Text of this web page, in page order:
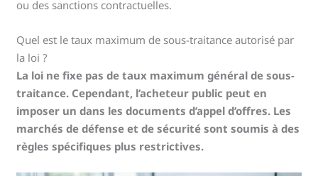
ou des sanctions contractuelles.
Quel est le taux maximum de sous-traitance autorisé par
la loi ?
La loi ne fixe pas de taux maximum général de sous-
traitance. Cependant, l’acheteur public peut en
imposer un dans les documents d’appel d’offres. Les
marchés de défense et de sécurité sont soumis à des
règles spécifiques plus restrictives.